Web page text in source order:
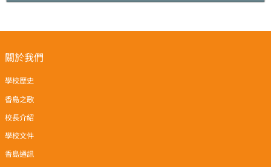
關於我們
學校歷史
香島之歌
校長介紹
學校文件
香島通訊